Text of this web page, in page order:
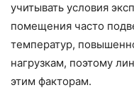
учитывать условия
помещения часто
температур,
нагрузкам, поэтому
этим факторам.